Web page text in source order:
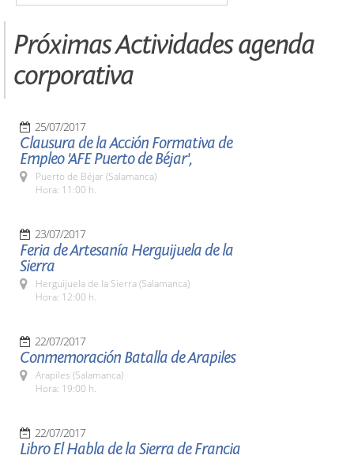
Próximas Actividades agenda
corporativa
25/07/2017
Clausura de la Acción Formativa de
Empleo 'AFE Puerto de Béjar',
Puerto de Béjar (Salamanca)
Hora: 11:00 h.
23/07/2017
Feria de Artesanía Herguijuela de la
Sierra
Herguijuela de la Sierra (Salamanca)
Hora: 12:00 h.
22/07/2017
Conmemoración Batalla de Arapiles
Arapiles (Salamanca)
Hora: 19:00 h.
22/07/2017
Libro El Habla de la Sierra de Francia